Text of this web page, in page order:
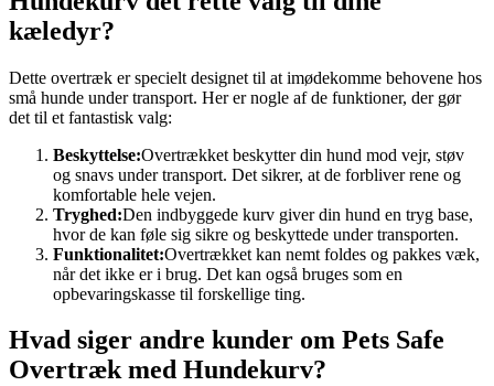
kæledyr?
Dette overtræk er specielt designet til at imødekomme behovene hos
små hunde under transport. Her er nogle af de funktioner, der gør
det til et fantastisk valg:
Beskyttelse:Overtrækket beskytter din hund mod vejr, støv
og snavs under transport. Det sikrer, at de forbliver rene og
komfortable hele vejen.
Tryghed:Den indbyggede kurv giver din hund en tryg base,
hvor de kan føle sig sikre og beskyttede under transporten.
Funktionalitet:Overtrækket kan nemt foldes og pakkes væk,
når det ikke er i brug. Det kan også bruges som en
opbevaringskasse til forskellige ting.
Hvad siger andre kunder om Pets Safe
Overtræk med Hundekurv?